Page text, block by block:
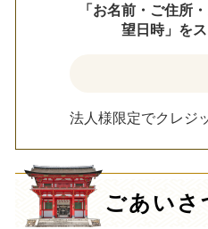
「お名前・ご住所
望日時」を
法人様限定でクレジ
ごあいさ